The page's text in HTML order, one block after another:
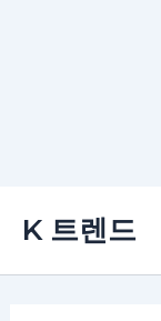
K 트렌드